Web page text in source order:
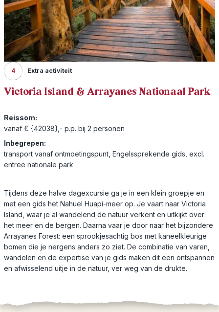
4 Extra activiteit
Victoria Island & Arrayanes Nationaal Park
Reissom:
vanaf € {42038},- p.p. bij 2 personen
Inbegrepen:
transport vanaf ontmoetingspunt, Engelssprekende gids, excl.
entree nationale park
Tijdens deze halve dagexcursie ga je in een klein groepje en
met een gids het Nahuel Huapi-meer op. Je vaart naar Victoria
Island, waar je al wandelend de natuur verkent en uitkijkt over
het meer en de bergen. Daarna vaar je door naar het bijzondere
Arrayanes Forest: een sprookjesachtig bos met kaneelkleurige
bomen die je nergens anders zo ziet. De combinatie van varen,
wandelen en de expertise van je gids maken dit een ontspannen
en afwisselend uitje in de natuur, ver weg van de drukte.